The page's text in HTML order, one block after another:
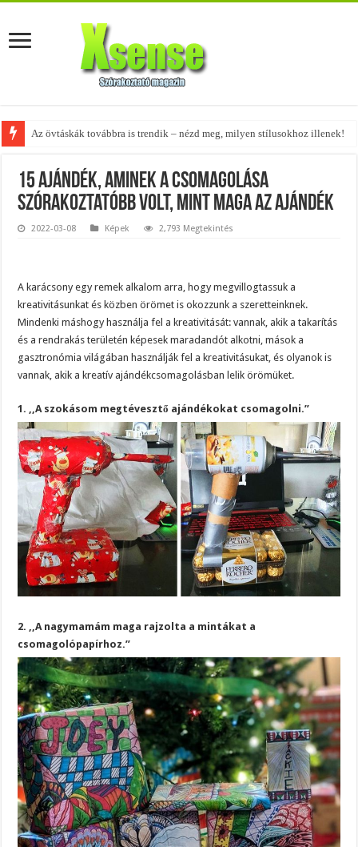
Az övtáskák továbbra is trendik – nézd meg, milyen stílusokhoz illenek!
15 ajándék, aminek a csomagolása
szórakoztatóbb volt, mint maga az ajándék
2022-03-08 Képek 2,793 Megtekintés
A karácsony egy remek alkalom arra, hogy megvillogtassuk a
kreativitásunkat és közben örömet is okozzunk a szeretteinknek.
Mindenki máshogy használja fel a kreativitását: vannak, akik a takarítás
és a rendrakás területén képesek maradandót alkotni, mások a
gasztronómia világában használják fel a kreativitásukat, és olyanok is
vannak, akik a kreatív ajándékcsomagolásban lelik örömüket.
1. ,,A szokásom megtévesztő ajándékokat csomagolni.”
2. ,,A nagymamám maga rajzolta a mintákat a
csomagolópapírhoz.”